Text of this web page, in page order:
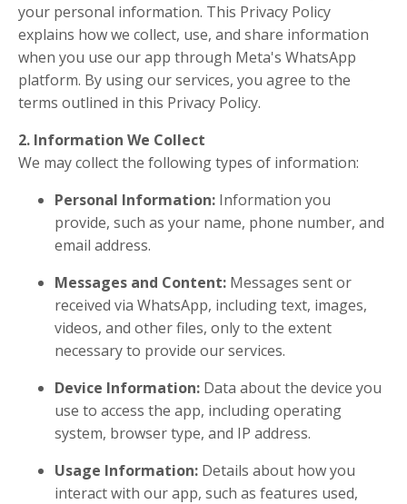
your personal information. This Privacy Policy
explains how we collect, use, and share information
when you use our app through Meta's WhatsApp
platform. By using our services, you agree to the
terms outlined in this Privacy Policy.
2. Information We Collect
We may collect the following types of information:
Personal Information: Information you
provide, such as your name, phone number, and
email address.
Messages and Content: Messages sent or
received via WhatsApp, including text, images,
videos, and other files, only to the extent
necessary to provide our services.
Device Information: Data about the device you
use to access the app, including operating
system, browser type, and IP address.
Usage Information: Details about how you
interact with our app, such as features used,